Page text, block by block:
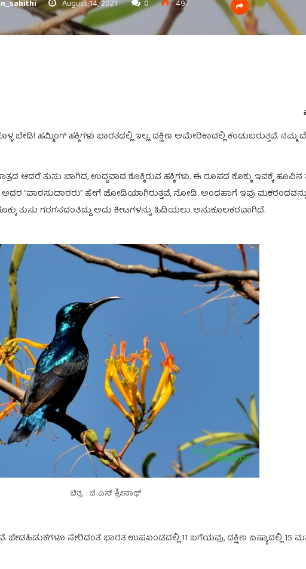
August 14, 2021 0 497
ಬೇಡಿ! ಹಮ್ಮಿಂಗ್ ಹಕ್ಕಿಗಳು ಭಾರತದಲ್ಲಿ ಇಲ್ಲ. ದಕ್ಷಿಣ ಅಮೇರಿಕಾದಲ್ಲಿ ಕಂಡುಬರುತ್ತವೆ. ನಮ್ಮ
ಆದರೆ ತುಸು ಬಾಗಿದ, ಉದ್ದವಾದ ಕೊಕ್ಕಿರುವ ಹಕ್ಕಿಗಳು. ಈ ರೂಪದ ಕೊಕ್ಕು ಇವಕ್ಕೆ
“ವಾರಸುದಾರರು” ಹೇಗೆ ಜೋಡಿಯಾಗಿರುತ್ತವೆ, ನೋಡಿ. ಅಂದಹಾಗೆ ಇವು ಮಕರಂದವನ್ನು
ತುಸು ಗರಗಸದಂತಿದ್ದು ಅದು ಕೀಟಗಳನ್ನು ಹಿಡಿಯಲು ಅನುಕೂಲಕರವಾಗಿದೆ.
ಚಿತ್ರ : ಜಿ ಎಸ್ ಶ್ರೀನಾಥ್
ಸೇರಿದಂತೆ ಭಾರತ ಉಪಖಂಡದಲ್ಲಿ 11 ಬಗೆಯವು, ದಕ್ಷಿಣ ಏಷ್ಯಾದಲ್ಲಿ 15